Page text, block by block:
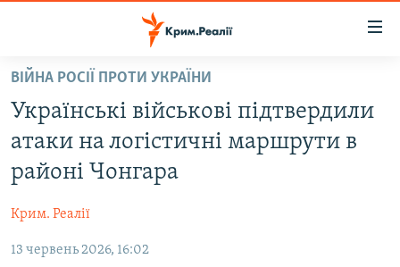
Перейти
основного
матеріалу
Перейти
до
основної
навігації
Перейти
ВОДА.КРИМ
ВІДЕО ТА ФОТО
БЛОГИ
ПОГЛЯД
ВІЙНА РОСІЇ ПРОТИ УКРАЇНИ
Українські військові підтвердили
атаки на логістичні маршрути в
районі Чонгара
Крим. Реалії
13 червень 2026, 16:02